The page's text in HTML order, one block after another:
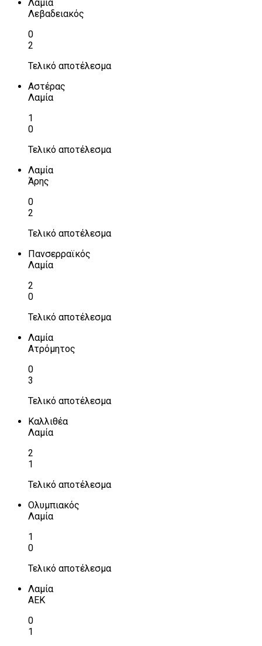
Λαμία
Λεβαδειακός
0
2
Τελικό αποτέλεσμα
Αστέρας
Λαμία
1
0
Τελικό αποτέλεσμα
Λαμία
Άρης
0
2
Τελικό αποτέλεσμα
Πανσερραϊκός
Λαμία
2
0
Τελικό αποτέλεσμα
Λαμία
Ατρόμητος
0
3
Τελικό αποτέλεσμα
Καλλιθέα
Λαμία
2
1
Τελικό αποτέλεσμα
Ολυμπιακός
Λαμία
1
0
Τελικό αποτέλεσμα
Λαμία
ΑΕΚ
0
1